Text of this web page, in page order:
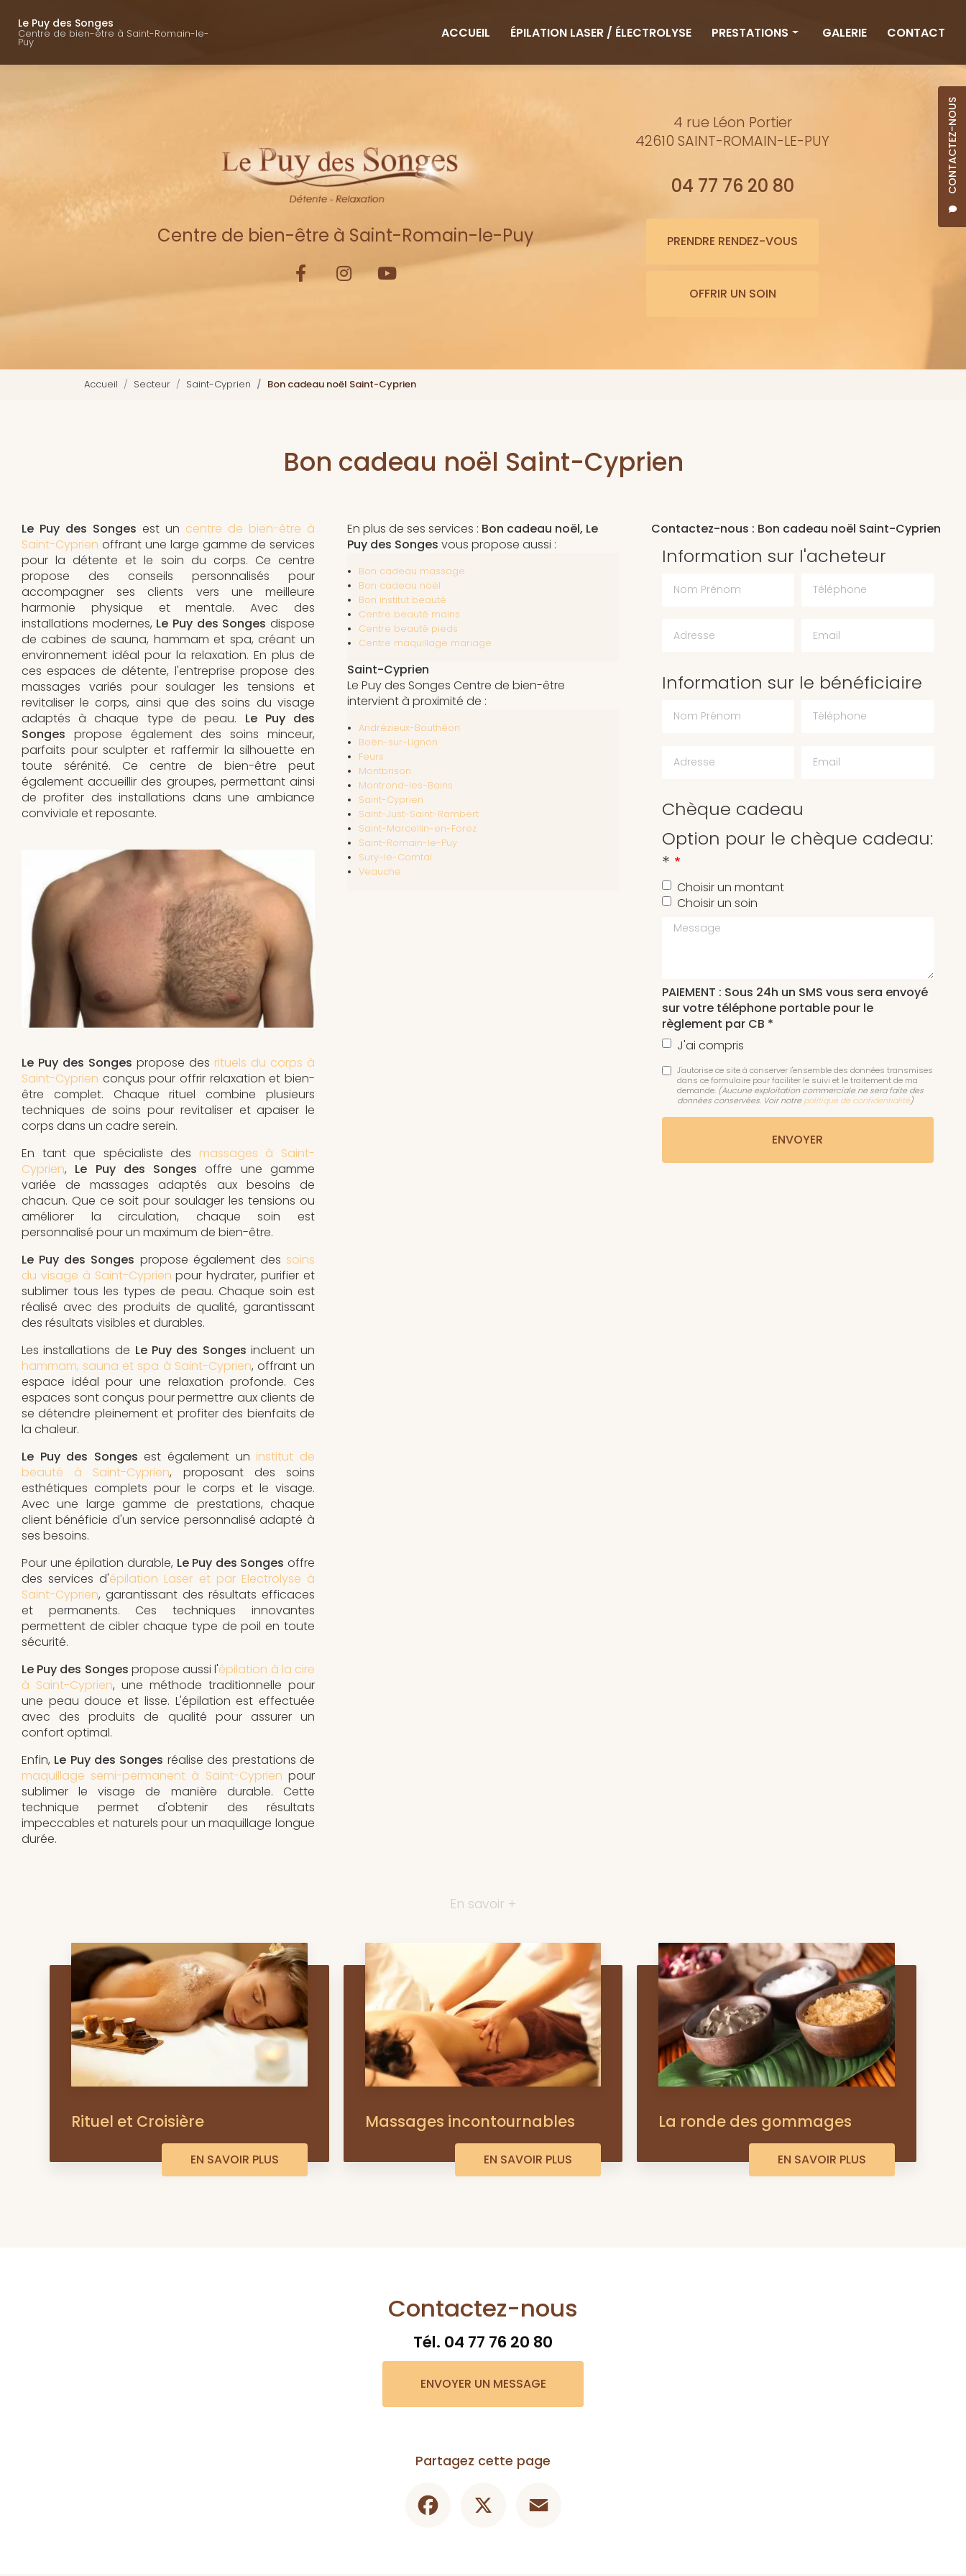
contenu
Le Puy des Songes
Centre de bien-être à Saint-Romain-le-
Puy
CONTACTEZ-NOUS
ACCUEIL
ÉPILATION LASER / ÉLECTROLYSE PRESTATIONS
Minceur
Bienfaits de l'eau
GALERIE CONTACT
Centre de bien-être à Saint-Romain-le-Puy
4 rue Léon Portier
42610 SAINT-ROMAIN-LE-PUY
04 77 76 20 80
PRENDRE RENDEZ-VOUS
OFFRIR UN SOIN
Accueil Secteur Saint-Cyprien Bon cadeau noël Saint-Cyprien
Bon cadeau noël Saint-Cyprien
Le Puy des Songes est un centre de bien-être à
Saint-Cyprien offrant une large gamme de services
pour la détente et le soin du corps. Ce centre
propose des conseils personnalisés pour
accompagner ses clients vers une meilleure
harmonie physique et mentale. Avec des
installations modernes, Le Puy des Songes dispose
de cabines de sauna, hammam et spa, créant un
environnement idéal pour la relaxation. En plus de
ces espaces de détente, l'entreprise propose des
massages variés pour soulager les tensions et
revitaliser le corps, ainsi que des soins du visage
adaptés à chaque type de peau. Le Puy des
Songes propose également des soins minceur,
parfaits pour sculpter et raffermir la silhouette en
toute sérénité. Ce centre de bien-être peut
également accueillir des groupes, permettant ainsi
de profiter des installations dans une ambiance
conviviale et reposante.
Le Puy des Songes propose des rituels du corps à
Saint-Cyprien conçus pour offrir relaxation et bien-
être complet. Chaque rituel combine plusieurs
techniques de soins pour revitaliser et apaiser le
corps dans un cadre serein.
En tant que spécialiste des massages à Saint-
Cyprien, Le Puy des Songes offre une gamme
variée de massages adaptés aux besoins de
chacun. Que ce soit pour soulager les tensions ou
améliorer la circulation, chaque soin est
personnalisé pour un maximum de bien-être.
Le Puy des Songes propose également des soins
du visage à Saint-Cyprien pour hydrater, purifier et
sublimer tous les types de peau. Chaque soin est
réalisé avec des produits de qualité, garantissant
des résultats visibles et durables.
Les installations de Le Puy des Songes incluent un
hammam, sauna et spa à Saint-Cyprien, offrant un
espace idéal pour une relaxation profonde. Ces
espaces sont conçus pour permettre aux clients de
se détendre pleinement et profiter des bienfaits de
la chaleur.
Le Puy des Songes est également un institut de
beauté à Saint-Cyprien, proposant des soins
esthétiques complets pour le corps et le visage.
Avec une large gamme de prestations, chaque
client bénéficie d'un service personnalisé adapté à
ses besoins.
Pour une épilation durable, Le Puy des Songes offre
des services d'épilation Laser et par Electrolyse à
Saint-Cyprien, garantissant des résultats efficaces
et permanents. Ces techniques innovantes
permettent de cibler chaque type de poil en toute
sécurité.
Le Puy des Songes propose aussi l'épilation à la cire
à Saint-Cyprien, une méthode traditionnelle pour
une peau douce et lisse. L'épilation est effectuée
avec des produits de qualité pour assurer un
confort optimal.
Enfin, Le Puy des Songes réalise des prestations de
maquillage semi-permanent à Saint-Cyprien pour
sublimer le visage de manière durable. Cette
technique permet d'obtenir des résultats
impeccables et naturels pour un maquillage longue
durée.
En plus de ses services : Bon cadeau noël, Le
Puy des Songes vous propose aussi :
Bon cadeau massage
Bon cadeau noël
Bon institut beauté
Centre beauté mains
Centre beauté pieds
Centre maquillage mariage
Saint-Cyprien
Le Puy des Songes Centre de bien-être
intervient à proximité de :
Andrézieux-Bouthéon
Boën-sur-Lignon
Feurs
Montbrison
Montrond-les-Bains
Saint-Cyprien
Saint-Just-Saint-Rambert
Saint-Marcellin-en-Forez
Saint-Romain-le-Puy
Sury-le-Comtal
Veauche
Contactez-nous : Bon cadeau noël Saint-Cyprien
Information sur l'acheteur
Information sur le bénéficiaire
Chèque cadeau
Option pour le chèque cadeau:
*
Choisir un montant
Choisir un soin
Message
PAIEMENT : Sous 24h un SMS vous sera envoyé
sur votre téléphone portable pour le
règlement par CB *
J'ai compris
J'autorise ce site à conserver l'ensemble des données transmises
dans ce formulaire pour faciliter le suivi et le traitement de ma
demande. (Aucune exploitation commerciale ne sera faite des
données conservées. Voir notre politique de confidentialité)
En savoir +
Rituel et Croisière
EN SAVOIR PLUS
Massages incontournables
EN SAVOIR PLUS
La ronde des gommages
EN SAVOIR PLUS
Contactez-nous
Tél. 04 77 76 20 80
ENVOYER UN MESSAGE
Partagez cette page